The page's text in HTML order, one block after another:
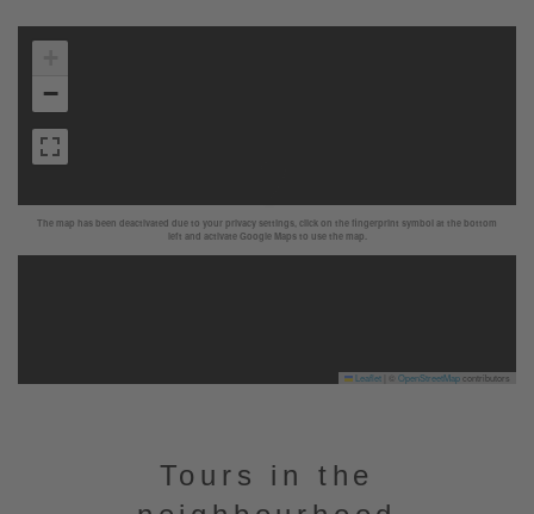
The map has been deactivated due to your privacy settings, click on the fingerprint symbol at the bottom
left and activate Google Maps to use the map.
−
Leaflet OpenStreetMapcontributors
Tours in the